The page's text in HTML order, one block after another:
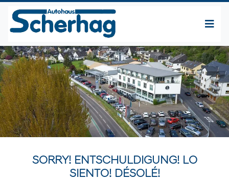
SORRY! ENTSCHULDIGUNG! LO
SIENTO! DÉSOLÉ!